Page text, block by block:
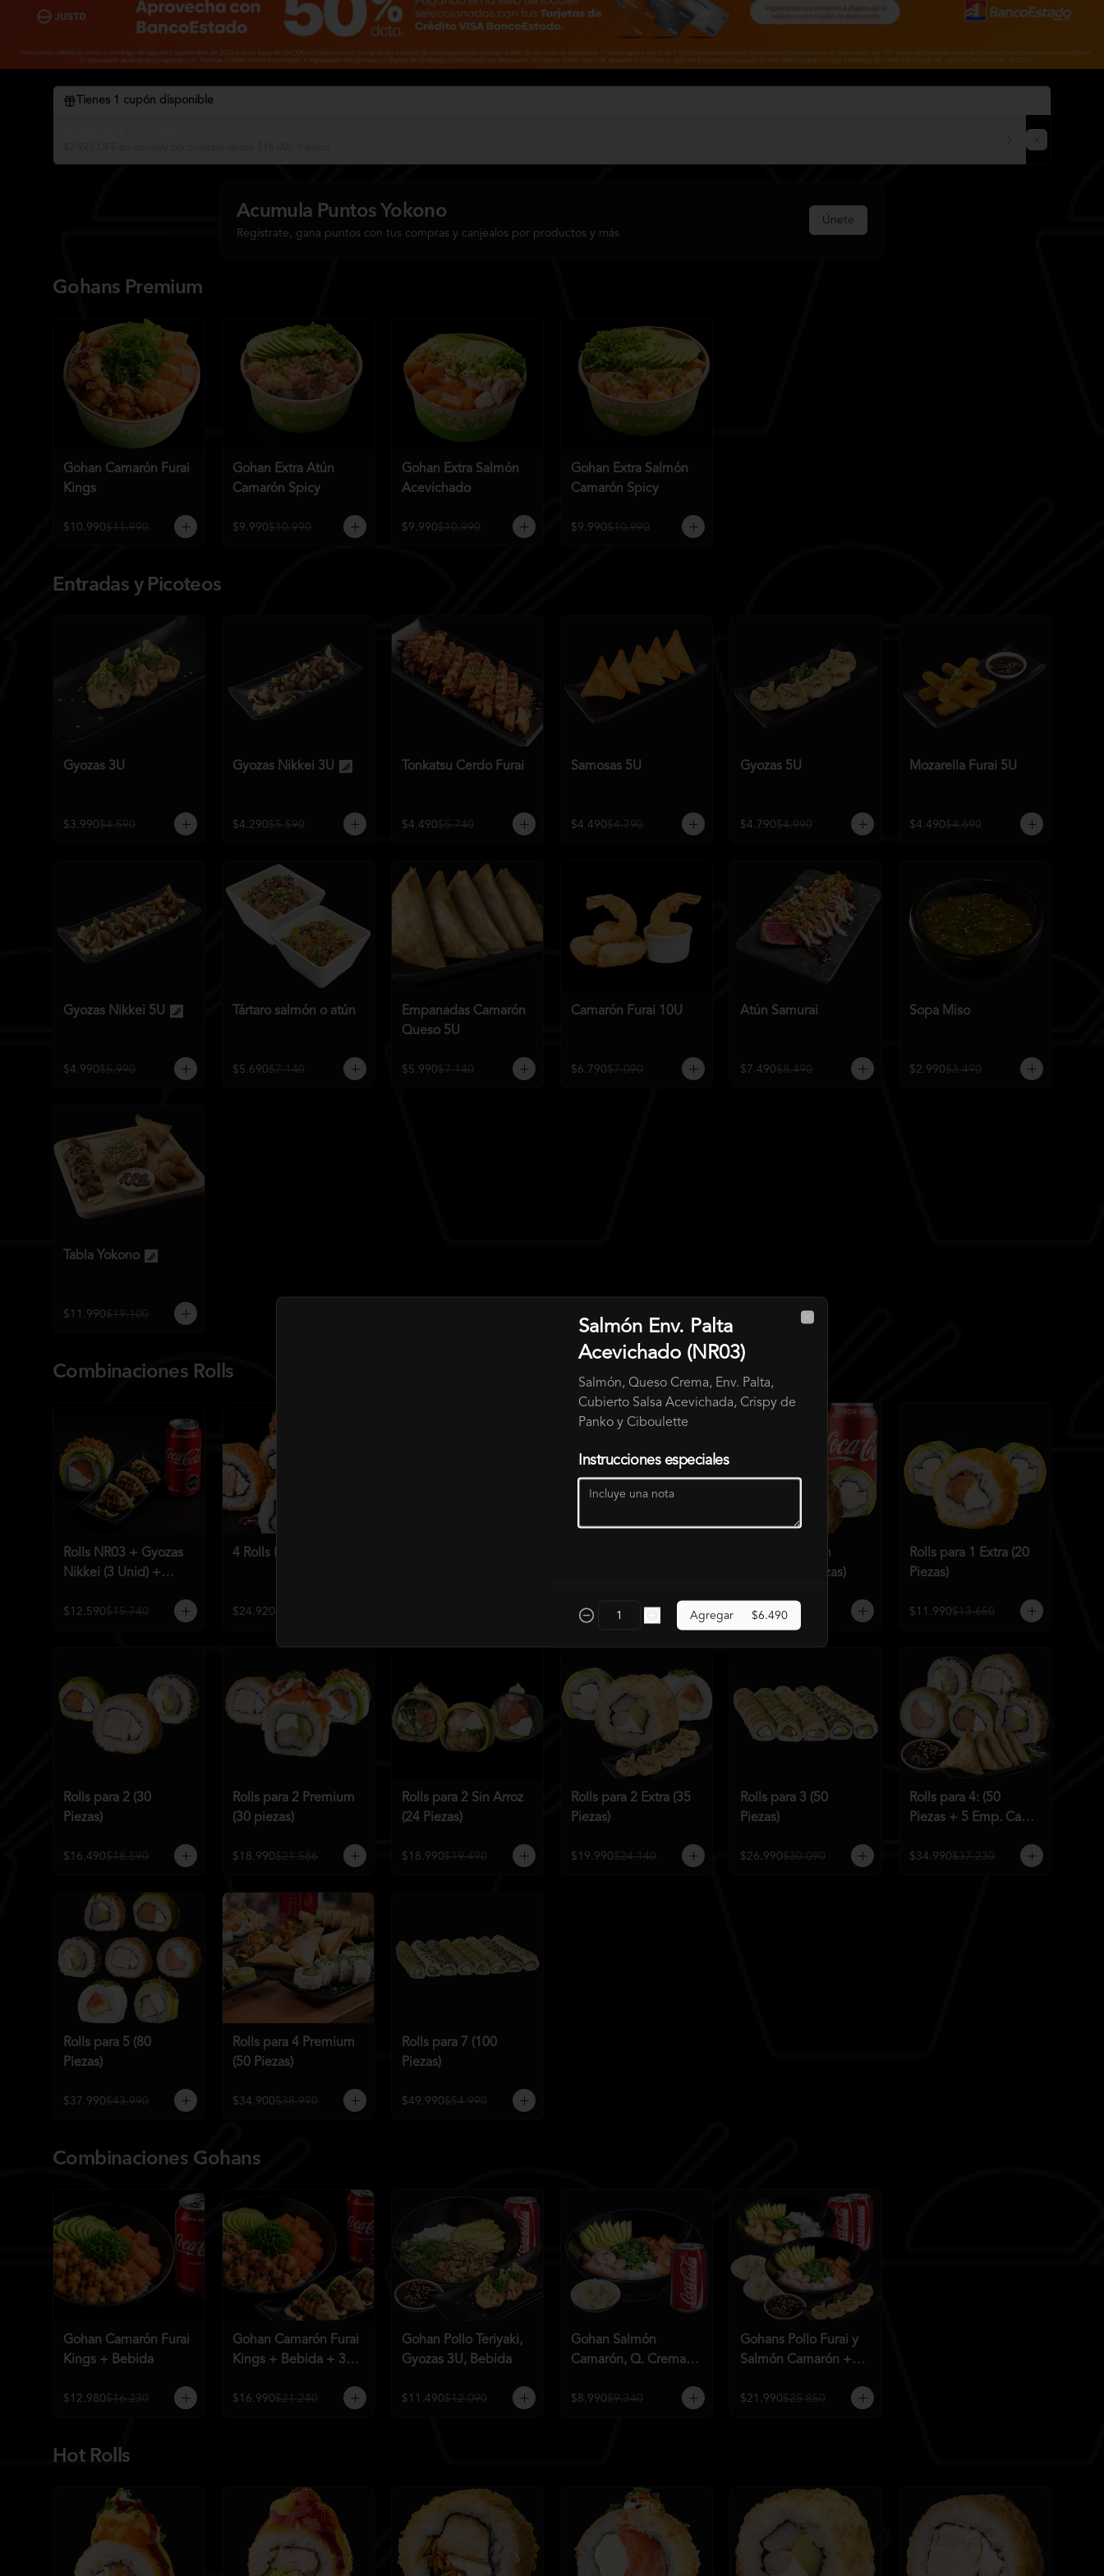
Tienes 1 cupón disponible
Acumula Puntos Yokono
Regístrate, gana puntos con tus compras y canjealos por productos y más
Únete
Gohans Premium
Gohan Camarón Furai
Kings
$10.990$11.990
Gohan Extra Atún
Camarón Spicy
$9.990$10.990
Gohan Extra Salmón
Acevichado
$9.990$10.990
Gohan Extra Salmón
Camarón Spicy
$9.990$10.990
Entradas y Picoteos
Gyozas 3U
$3.990$4.590
Gyozas Nikkei 3U
$4.290$5.590
Tonkatsu Cerdo Furai
$4.490$5.740
Samosas 5U
$4.490$4.790
Gyozas 5U
$4.790$4.990
Mozarella Furai 5U
$4.490$4.690
Gyozas Nikkei 5U
$4.990$5.990
Tártaro salmón o atún
$5.690$7.140
Empanadas Camarón
Queso 5U
$5.990$7.140
Camarón Furai 10U
$6.790$7.090
Atún Samurai
$7.490$8.490
Sopa Miso
$2.990$3.490
Tabla Yokono
$11.990$19.100
Combinaciones Rolls
Rolls NR03 + Gyozas
Nikkei (3 Unid) +
$12.590$15.740
4 Rolls Mundialeros
$24.920$31.190 $9.490 $10.914
Rolls para 1 con
bebida (15 Piezas)
$10.990$11.960
Rolls para 1 Extra (20
Piezas)
$11.990$13.650
Rolls para 2 (30
Piezas)
$16.490$18.590
Rolls para 2 Premium
(30 piezas)
$18.990$21.586
Rolls para 2 Sin Arroz
(24 Piezas)
$18.990$19.490
Rolls para 2 Extra (35
Piezas)
$19.990$24.140
Rolls para 3 (50
Piezas)
$26.990$30.090
Rolls para 4: (50
Piezas + 5 Emp. Cam
$34.990$37.230
Rolls para 5 (80
Piezas)
$37.990$43.990
Rolls para 4 Premium
(50 Piezas)
$34.900$38.990
Rolls para 7 (100
Piezas)
$49.990$54.990
Combinaciones Gohans
Gohan Camarón Furai
Kings + Bebida
$12.980$16.230
Gohan Camarón Furai
Kings + Bebida + 3
Nikkei
$16.990$21.240
Gohan Pollo Teriyaki,
Gyozas 3U, Bebida
$11.490$12.090
Gohan Salmón
Camarón, Q. Crema,
$8.990$9.340
Gohans Pollo Furai y
Salmón Camarón +
$21.990$25.850
Hot Rolls
Salmón Env. Palta
Acevichado (NR03)
Salmón, Queso Crema, Env. Palta,
Cubierto Salsa Acevichada, Crispy de
Panko y Ciboulette
Instrucciones especiales
Agregar $6.490